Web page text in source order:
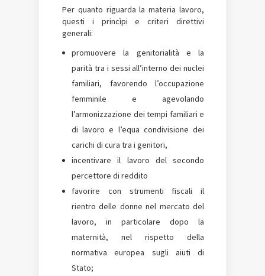
Per quanto riguarda la materia lavoro,
questi i princìpi e criteri direttivi
generali:
promuovere la genitorialità e la
parità tra i sessi all’interno dei nuclei
familiari, favorendo l’occupazione
femminile e agevolando
l’armonizzazione dei tempi familiari e
di lavoro e l’equa condivisione dei
carichi di cura tra i genitori,
incentivare il lavoro del secondo
percettore di reddito
favorire con strumenti fiscali il
rientro delle donne nel mercato del
lavoro, in particolare dopo la
maternità, nel rispetto della
normativa europea sugli aiuti di
Stato;